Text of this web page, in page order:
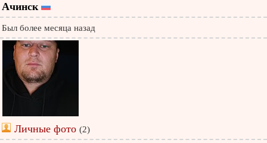
Ачинск
Был более месяца назад
Личные фото (2)